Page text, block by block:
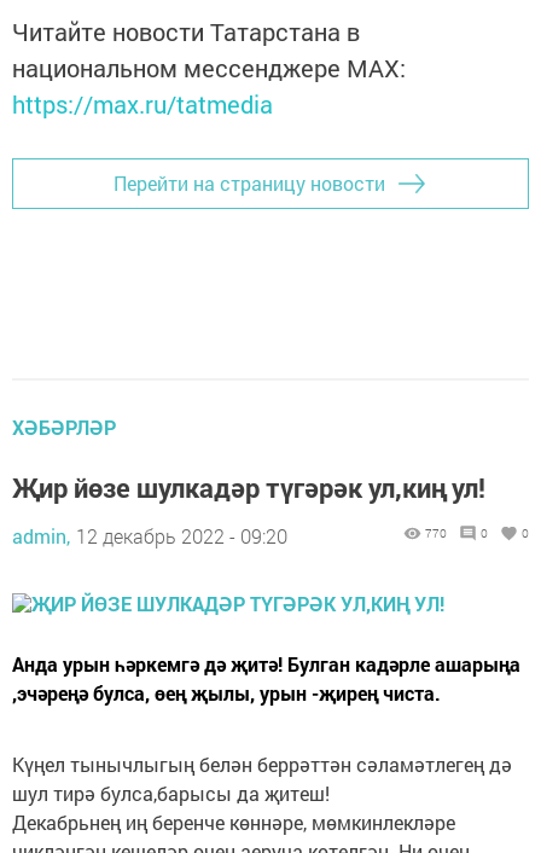
Читайте новости Татарстана в
национальном мессенджере MАХ:
https://max.ru/tatmedia
Перейти на страницу новости
ХӘБӘРЛӘР
Җир йөзе шулкадәр түгәрәк ул,киң ул!
admin, 12 декабрь 2022 - 09:20 770 0 0
Анда урын һәркемгә дә җитә! Булган кадәрле ашарыңа
,эчәреңә булса, өең җылы, урын -җирең чиста.
Күңел тынычлыгың белән беррәттән сәламәтлегең дә
шул тирә булса,барысы да җитеш!
Декабрьнең иң беренче көннәре, мөмкинлекләре